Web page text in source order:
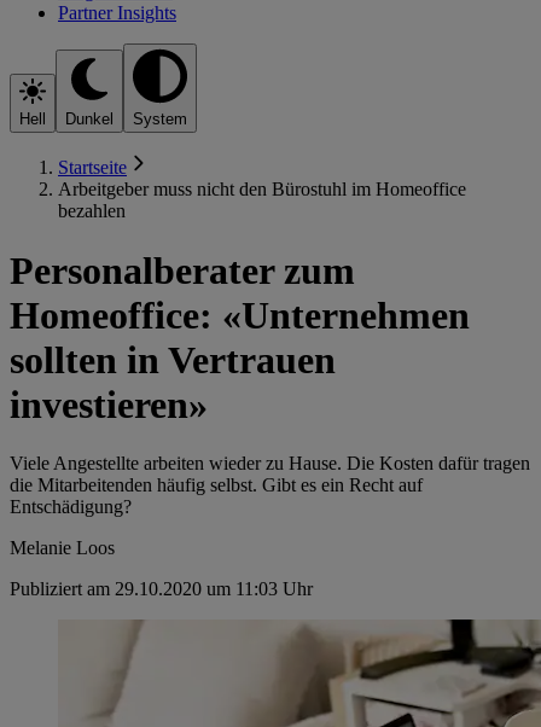
Partner Insights
Hell Dunkel System
Startseite
Arbeitgeber muss nicht den Bürostuhl im Homeoffice
bezahlen
Personalberater zum
Homeoffice: «Unternehmen
sollten in Vertrauen
investieren»
Viele Angestellte arbeiten wieder zu Hause. Die Kosten dafür tragen
die Mitarbeitenden häufig selbst. Gibt es ein Recht auf
Entschädigung?
Melanie Loos
Publiziert am 29.10.2020 um 11:03 Uhr